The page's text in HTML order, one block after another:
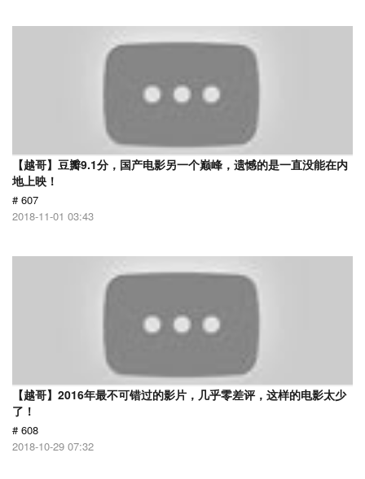
【越哥】豆瓣9.1分，国产电影另一个巅峰，遗憾的是一直没能在内
地上映！
# 607
2018-11-01 03:43
【越哥】2016年最不可错过的影片，几乎零差评，这样的电影太少
了！
# 608
2018-10-29 07:32